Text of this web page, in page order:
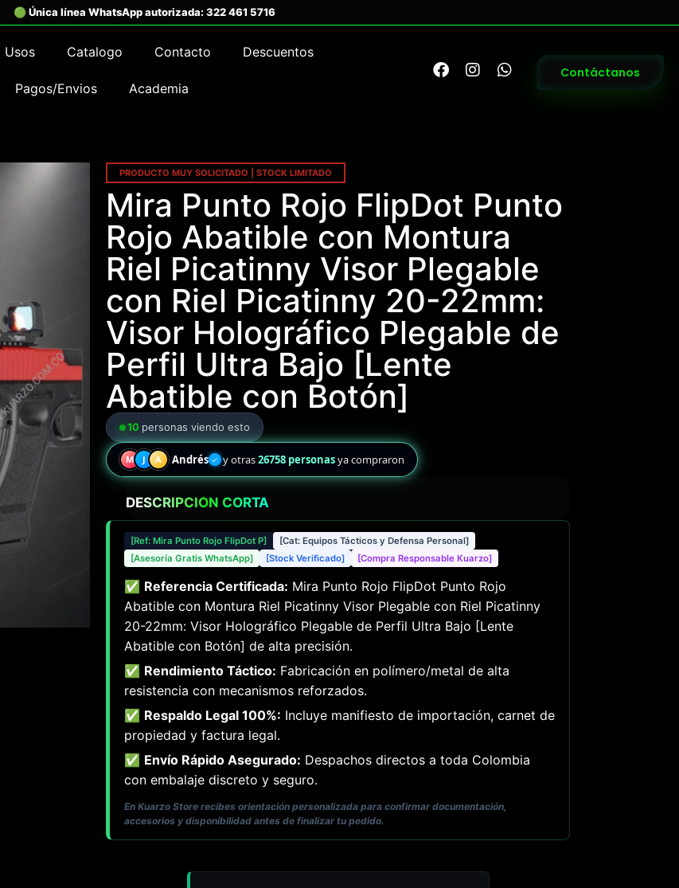
Usos Catalogo Contacto Descuentos
Pagos/Envios Academia
Contáctanos
PRODUCTO MUY SOLICITADO | STOCK LIMITADO
Mira Punto Rojo FlipDot Punto
Rojo Abatible con Montura
Riel Picatinny Visor Plegable
con Riel Picatinny 20-22mm:
Visor Holográfico Plegable de
Perfil Ultra Bajo [Lente
Abatible con Botón]
10 personas viendo esto
M J A Andrés ✓ y otras26758 personasya compraron
DESCRIPCIÓN CORTA
[Ref: Mira Punto Rojo FlipDot P]
[Cat: Equipos Tácticos y Defensa Personal]
[Asesoría Gratis WhatsApp]
[Stock Verificado] [Compra Responsable Kuarzo]
✅ Referencia Certificada: Mira Punto Rojo FlipDot Punto Rojo
Abatible con Montura Riel Picatinny Visor Plegable con Riel Picatinny
20-22mm: Visor Holográfico Plegable de Perfil Ultra Bajo [Lente
Abatible con Botón] de alta precisión.
✅ Rendimiento Táctico: Fabricación en polímero/metal de alta
resistencia con mecanismos reforzados.
✅ Respaldo Legal 100%: Incluye manifiesto de importación, carnet de
propiedad y factura legal.
✅ Envío Rápido Asegurado: Despachos directos a toda Colombia
con embalaje discreto y seguro.
En Kuarzo Store recibes orientación personalizada para confirmar documentación,
accesorios y disponibilidad antes de finalizar tu pedido.